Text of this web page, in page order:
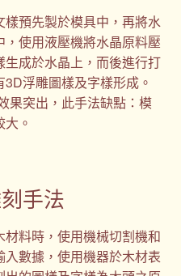
預先製於模具中，再將水
使用液壓機將水晶原料壓
成於水晶上，而後進行打
浮雕圖樣及字樣形成。
果突出，此手法缺點：模
。
手法
料時，使用機械切割機和
數據，使用機器於木材表